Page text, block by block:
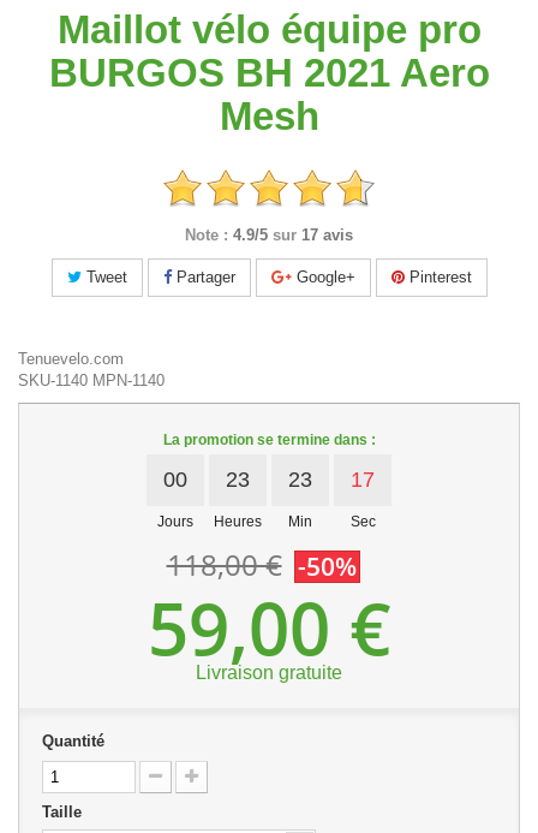
Maillot vélo équipe pro
BURGOS BH 2021 Aero
Mesh
Note : 4.9/5 sur 17 avis
Tweet Partager Google+ Pinterest
Tenuevelo.com
SKU-1140 MPN-1140
La promotion se termine dans :
00
Jours
23
Heures
23
Min
17
Sec
118,00 € -50%
59,00 €
Livraison gratuite
Quantité
Taille